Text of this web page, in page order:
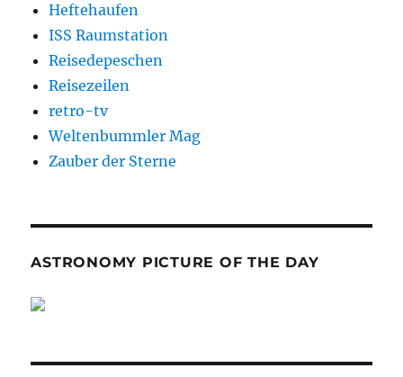
Heftehaufen
ISS Raumstation
Reisedepeschen
Reisezeilen
retro-tv
Weltenbummler Mag
Zauber der Sterne
ASTRONOMY PICTURE OF THE DAY